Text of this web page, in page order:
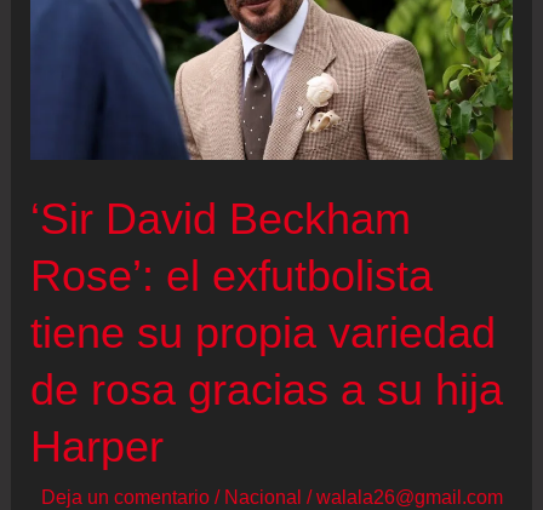
‘Sir David Beckham
Rose’: el exfutbolista
tiene su propia variedad
de rosa gracias a su hija
Harper
Deja un comentario / Nacional /walala26@gmail.com